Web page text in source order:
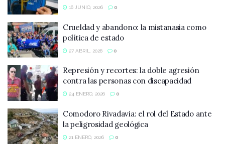
16 JUNIO, 2026 0
Crueldad y abandono: la mistanasia como
política de estado
27 ABRIL, 2026 0
Represión y recortes: la doble agresión
contra las personas con discapacidad
24 ENERO, 2026 0
Comodoro Rivadavia: el rol del Estado ante
la peligrosidad geológica
21 ENERO, 2026 0